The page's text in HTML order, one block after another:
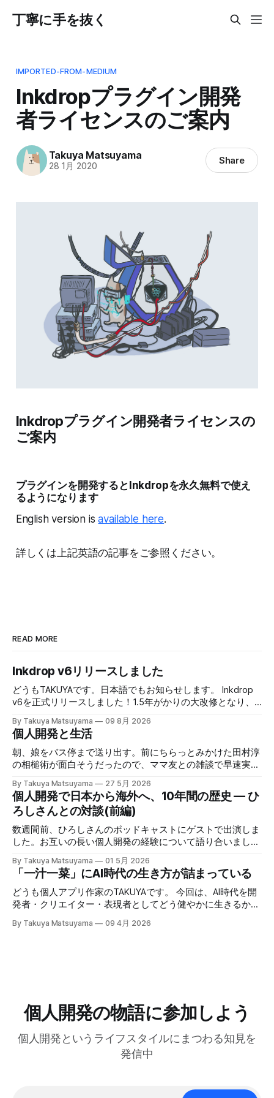
丁寧に手を抜く
IMPORTED-FROM-MEDIUM
Inkdropプラグイン開発
者ライセンスのご案内
Takuya Matsuyama
28 1月 2020 Share
Inkdropプラグイン開発者ライセンスの
ご案内
プラグインを開発するとInkdropを永久無料で使え
るようになります
English version isavailable here.
詳しくは上記英語の記事をご参照ください。
READ MORE
Inkdrop v6リリースしました
どうもTAKUYAです。日本語でもお知らせします。 Inkdrop
v6を正式リリースしました！1.5年がかりの大改修となり、
Markdownエディタや、最近のエージェント型コーディング
ワークフローに最適化された新しいAI連携機能など、根本か
ら作り直した改善が盛りだくさんです。それでいて、気が散
らないシンプルでクリーンなUXはそのまま維持していま
べたいと思います。開発期間中に辛抱強く待って下さった
事、そしてCanaryテストで多くのフィードバックをくれたこ
とに心から感謝します。皆さんのサポートなしには実現でき
ませんでした。 ウェブサイトもv6に合わせて完全に作り直
しました。アプリのUIをそのまま使ってライブデモを構築し
たので、アプリをDLせずとも新しいエディタを試せるように
しました。ぜひ触ってみてください： Inkdrop is an AI-
native Markdown note app for developers — smooth
context flow between
By Takuya Matsuyama 09 8月 2026
個人開発と生活
朝、娘をバス停まで送り出す。前にちらっとみかけた田村淳
の相槌術が面白そうだったので、ママ友との雑談で早速実践
で癖になっている批判的思考を完全オフにし、相槌に全神経
を注ぐ、というものだ。「へぇ」「うん」「うーん」「なる
ほど〜」と、相手の話にどんなバリエーションで返そうかと
いう所に集中する。騙されたと思って試してみて欲しいんだ
が、このお陰で相手の話がよく理解できて、自然なフォロー
アップの質問やリアクションが浮かぶようになる。こちらか
ら頑張って面白い話をひねり出す必要が無いので、気が楽に
なった。話の結論も何もいらなくて、「そうなんですね」
「いいですね」「ほんじゃお疲れ様です〜」みたいな感じで
締めくくる。反応に困ったらとりあえず「いいですね」まじ
で便利！男相手の会話でも有効。インタビューにも応用が利
きそうだ。 天気が悪くてだるいので、やる気が出るまで部
By Takuya Matsuyama 27 5月 2026
個人開発で日本から海外へ、10年間の歴史 — ひ
ろしさんとの対談(前編)
数週間前、ひろしさんのポッドキャストにゲストで出演しま
した。お互いの長い個人開発の経験について語り合いまし
き起こしが出来たので、こちらに掲載します。お楽しみくだ
さい。 ※ギアアイコンをクリックして、音声と字幕を日本語
に変更できます。 00:00 イントロ:TAKUYAさんようこそ
01:32 TAKUYAさんの自己紹介:WalknoteからInkdropまで
がフリーランス案件につながった 09:17 Inkdropで食えるよ
By Takuya Matsuyama 01 5月 2026
「一汁一菜」にAI時代の生き方が詰まっている
どうも個人アプリ作家のTAKUYAです。 今回は、AI時代を開
発者・クリエイター・表現者としてどう健やかに生きるか、
の「健やかに生きる」とは、心身の健康を保ちながら、もの
ーティストとして生きる上で大事なのは、「戦略」や「堀
(moat)」を築くことよりも、「生きる方向性」 だと思って
はどこに行きたいのか？何を見たいのか？それが大事です。
戦略は状況に合わせて柔軟に変えればいいからです。 今回
菜でよいという提案」 を読んで、日々のリズムを健やかに
By Takuya Matsuyama 09 4月 2026
個人開発の物語に参加しよう
個人開発というライフスタイルにまつわる知見を
発信中